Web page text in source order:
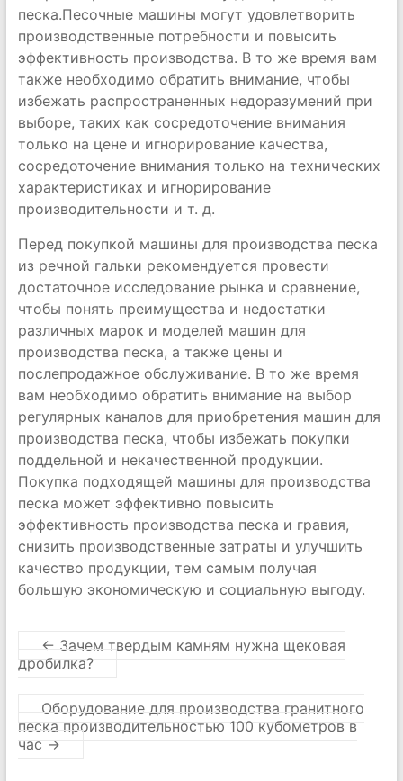
песка.Песочные машины могут удовлетворить
производственные потребности и повысить
эффективность производства. В то же время вам
также необходимо обратить внимание, чтобы
избежать распространенных недоразумений при
выборе, таких как сосредоточение внимания
только на цене и игнорирование качества,
сосредоточение внимания только на технических
характеристиках и игнорирование
производительности и т. д.
Перед покупкой машины для производства песка
из речной гальки рекомендуется провести
достаточное исследование рынка и сравнение,
чтобы понять преимущества и недостатки
различных марок и моделей машин для
производства песка, а также цены и
послепродажное обслуживание. В то же время
вам необходимо обратить внимание на выбор
регулярных каналов для приобретения машин для
производства песка, чтобы избежать покупки
поддельной и некачественной продукции.
Покупка подходящей машины для производства
песка может эффективно повысить
эффективность производства песка и гравия,
снизить производственные затраты и улучшить
качество продукции, тем самым получая
большую экономическую и социальную выгоду.
← Зачем твердым камням нужна щековая
дробилка?
Оборудование для производства гранитного
песка производительностью 100 кубометров в
час →